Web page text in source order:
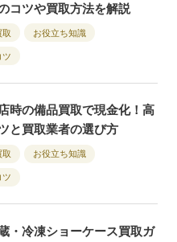
コツや買取方法を解説
取 お役立ち知識
ツ
時の備品買取で現金化！高
と買取業者の選び方
取 お役立ち知識
ツ
・冷凍ショーケース買取ガ